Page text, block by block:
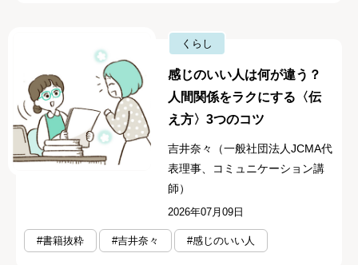
くらし
感じのいい人は何が違う？
人間関係をラクにする〈伝
え方〉3つのコツ
吉井奈々（一般社団法人JCMA代
表理事、コミュニケーション講
師）
2026年07月09日
#書籍抜粋 #吉井奈々 #感じのいい人